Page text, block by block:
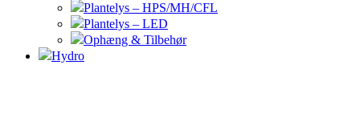
Plantelys – HPS/MH/CFL
Plantelys – LED
Ophæng & Tilbehør
Hydro